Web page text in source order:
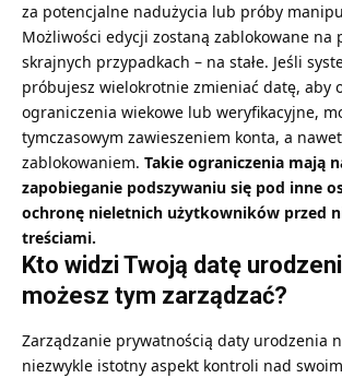
za potencjalne nadużycia lub próby
Możliwości edycji zostaną zablokowane na
skrajnych przypadkach – na stałe. Jeśli
próbujesz wielokrotnie zmieniać datę, aby
ograniczenia wiekowe lub weryfikacyjne,
tymczasowym zawieszeniem konta, a
zablokowaniem. Takie ograniczenia mają
zapobieganie podszywaniu się pod inne
ochronę nieletnich użytkowników przed
treściami.
Kto widzi Twoją datę
możesz tym zarządzać?
Zarządzanie prywatnością daty urodzenia
niezwykle istotny aspekt kontroli nad